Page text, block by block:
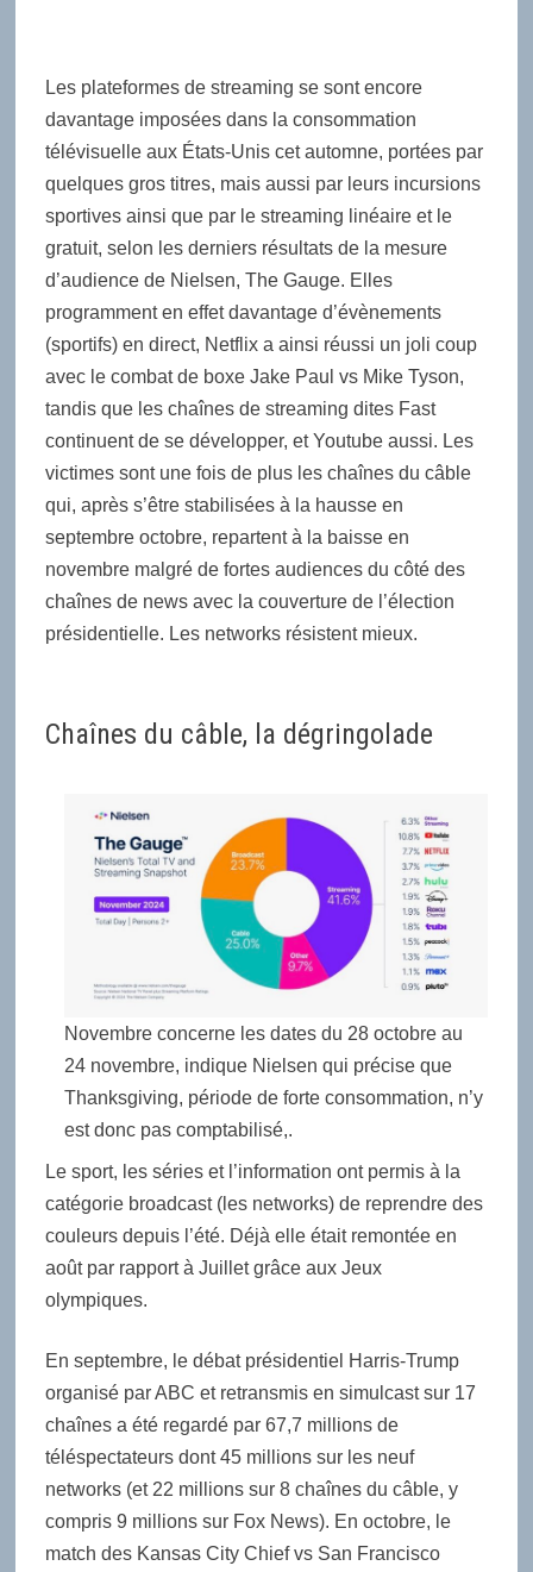
Les plateformes de streaming se sont encore
davantage imposées dans la consommation
télévisuelle aux États-Unis cet automne, portées par
quelques gros titres, mais aussi par leurs incursions
sportives ainsi que par le streaming linéaire et le
gratuit, selon les derniers résultats de la mesure
d’audience de Nielsen, The Gauge. Elles
programment en effet davantage d’évènements
(sportifs) en direct, Netflix a ainsi réussi un joli coup
avec le combat de boxe Jake Paul vs Mike Tyson,
tandis que les chaînes de streaming dites Fast
continuent de se développer, et Youtube aussi. Les
victimes sont une fois de plus les chaînes du câble
qui, après s’être stabilisées à la hausse en
septembre octobre, repartent à la baisse en
novembre malgré de fortes audiences du côté des
chaînes de news avec la couverture de l’élection
présidentielle. Les networks résistent mieux.
Chaînes du câble, la dégringolade
Novembre concerne les dates du 28 octobre au
24 novembre, indique Nielsen qui précise que
Thanksgiving, période de forte consommation, n’y
est donc pas comptabilisé,.
Le sport, les séries et l’information ont permis à la
catégorie broadcast (les networks) de reprendre des
couleurs depuis l’été. Déjà elle était remontée en
août par rapport à Juillet grâce aux Jeux
olympiques.
En septembre, le débat présidentiel Harris-Trump
organisé par ABC et retransmis en simulcast sur 17
chaînes a été regardé par 67,7 millions de
téléspectateurs dont 45 millions sur les neuf
networks (et 22 millions sur 8 chaînes du câble, y
compris 9 millions sur Fox News). En octobre, le
match des Kansas City Chief vs San Francisco